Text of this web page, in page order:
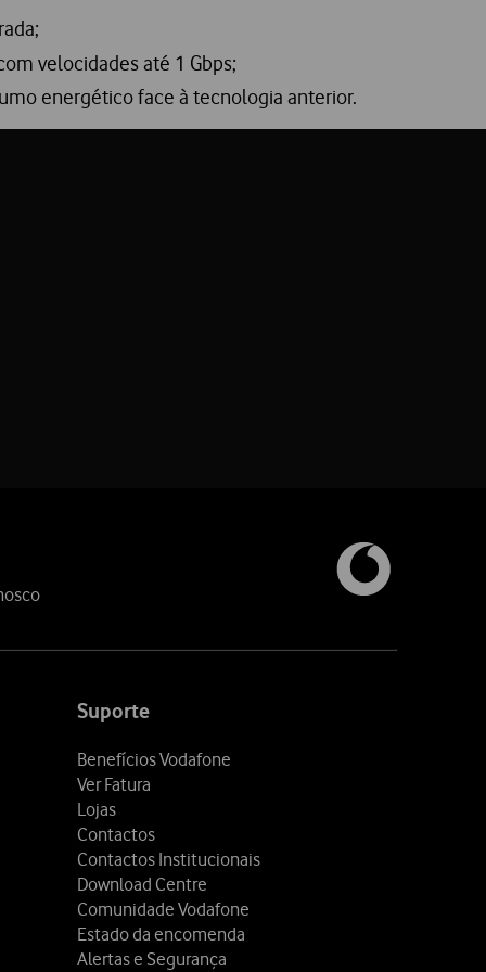
velocidades até 1 Gbps;
energético face à tecnologia anterior.
Suporte
Benefícios Vodafone
Ver Fatura
Lojas
Contactos
Contactos Institucionais
Download Centre
Comunidade Vodafone
Estado da encomenda
Alertas e Segurança